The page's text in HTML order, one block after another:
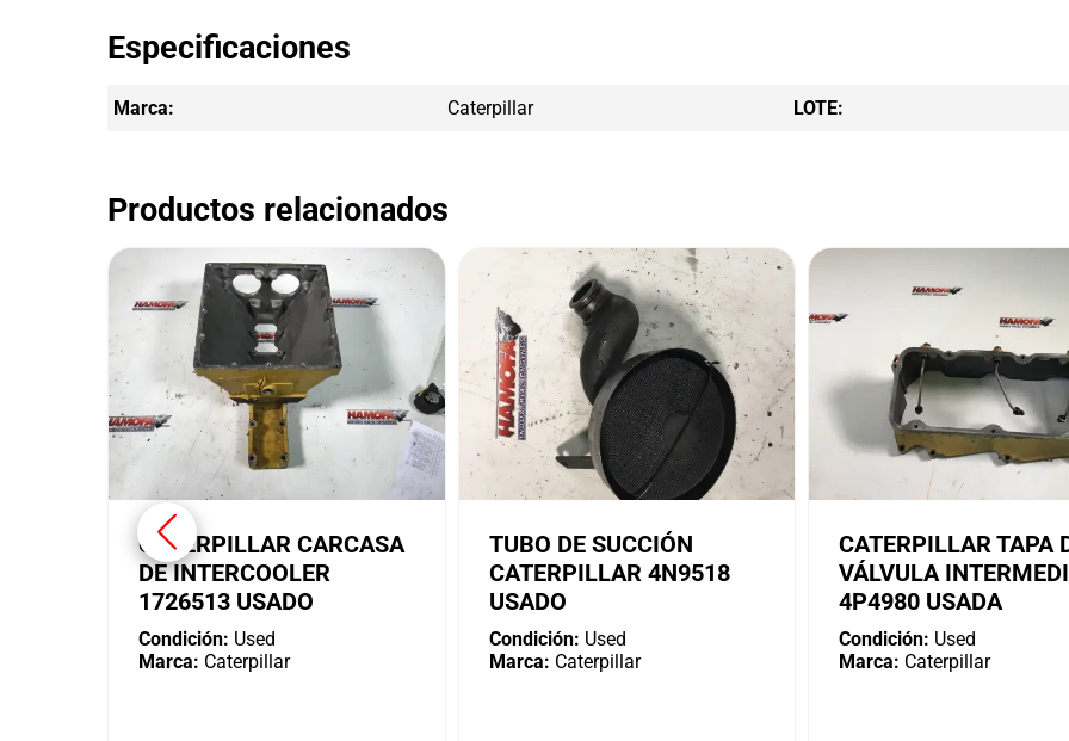
Especificaciones
Marca: Caterpillar LOTE:
Productos relacionados
CATERPILLAR CARCASA
DE INTERCOOLER
1726513 USADO
Condición: Used
Marca: Caterpillar
TUBO DE SUCCIÓN
CATERPILLAR 4N9518
USADO
Condición: Used
Marca: Caterpillar
CATERPILLAR TAPA
VÁLVULA
4P4980 USADA
Condición: Used
Marca: Caterpillar